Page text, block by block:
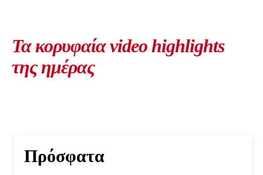
Τα κορυφαία video highlights
της ημέρας
Πρόσφατα